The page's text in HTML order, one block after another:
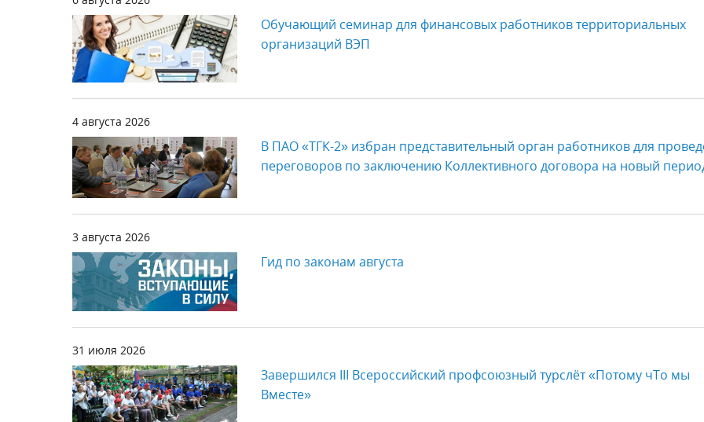
Обучающий семинар для финансовых работников территориальных
организаций ВЭП
4 августа 2026
В ПАО «ТГК-2» избран представительный орган работников для
переговоров по заключению Коллективного договора на новый
3 августа 2026
Гид по законам августа
31 июля 2026
Завершился III Всероссийский профсоюзный турслёт «Потому чТо мы
Вместе»